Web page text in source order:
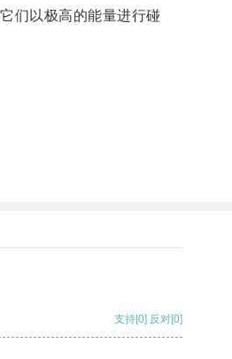
们以极高的能量进行碰
支持[0] 反对[0]